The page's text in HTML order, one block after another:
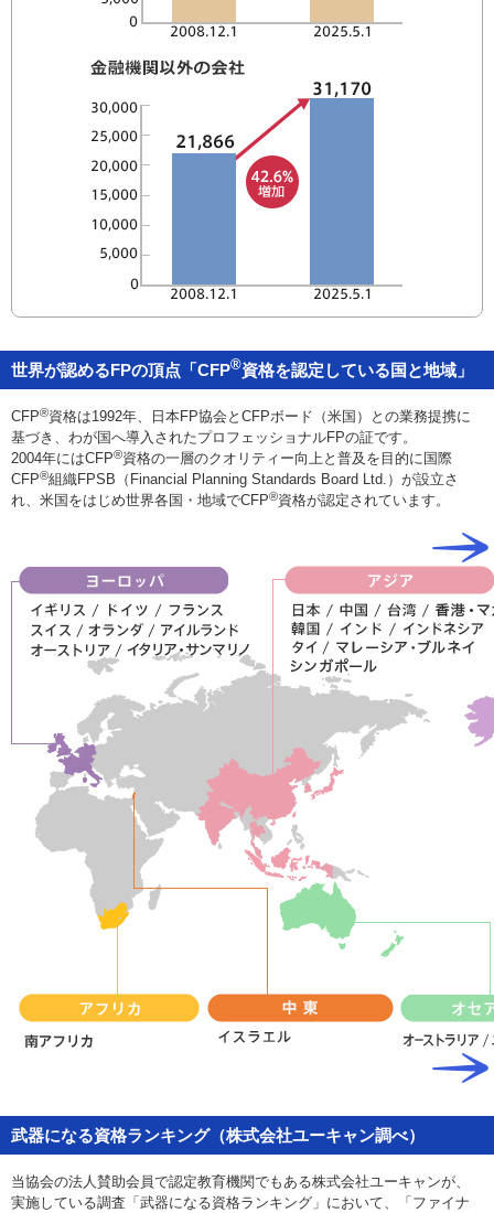
世界が認めるFPの頂点「CFP®資格を認定している国と地域」
CFP®資格は1992年、日本FP協会とCFPボード（米国）との業務提携に
基づき、わが国へ導入されたプロフェッショナルFPの証です。
2004年にはCFP®資格の一層のクオリティー向上と普及を目的に国際
CFP®組織FPSB（Financial Planning Standards Board Ltd.）が設立さ
れ、米国をはじめ世界各国・地域でCFP®資格が認定されています。
武器になる資格ランキング（株式会社ユーキャン調べ）
当協会の法人賛助会員で認定教育機関でもある株式会社ユーキャンが、
実施している調査「武器になる資格ランキング」において、「ファイナ